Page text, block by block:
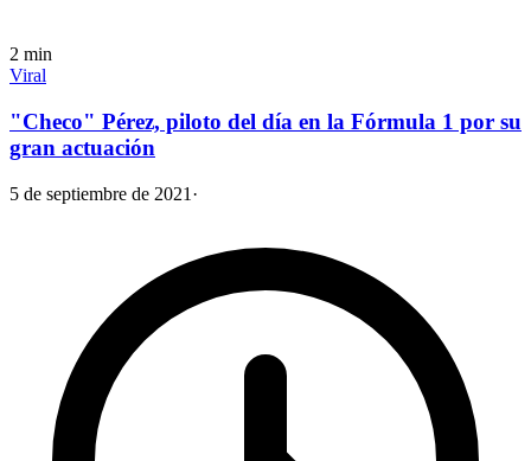
2 min
Viral
"Checo" Pérez, piloto del día en la Fórmula 1 por su
gran actuación
5 de septiembre de 2021 ·